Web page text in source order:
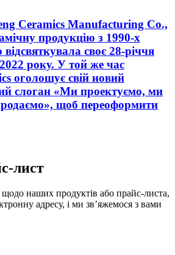
Ceramics Manufacturing Co.,
продукцію з 1990-х
своє 28-річчя
року. У той же час
оголошує свій новий
слоган «Ми проектуємо, ми
щоб переоформити
лист
наших продуктів або прайс-листа,
адресу, і ми зв’яжемося з вами